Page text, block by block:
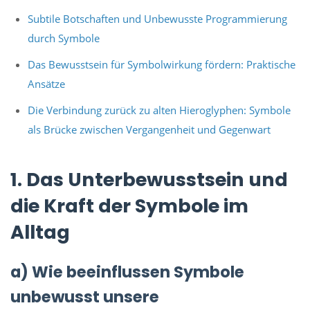
Subtile Botschaften und Unbewusste Programmierung
durch Symbole
Das Bewusstsein für Symbolwirkung fördern: Praktische
Ansätze
Die Verbindung zurück zu alten Hieroglyphen: Symbole
als Brücke zwischen Vergangenheit und Gegenwart
1. Das Unterbewusstsein und
die Kraft der Symbole im
Alltag
a) Wie beeinflussen Symbole
unbewusst unsere